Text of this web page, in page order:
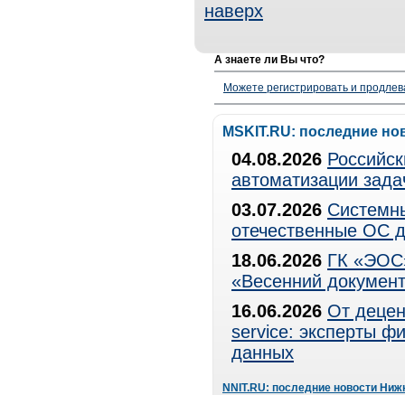
наверх
А знаете ли Вы что?
Можете регистрировать и
MSKIT.RU: последние
04.08.2026
автоматизации
03.07.2026
отечественные ОС
18.06.2026 ГК
«Весенний
16.06.2026 От
service: эксперты
данных
NNIT.RU: последние новости